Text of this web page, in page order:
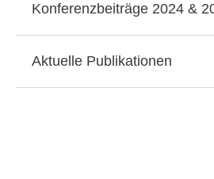
Konferenzbeiträge 2024 &
Aktuelle Publikationen